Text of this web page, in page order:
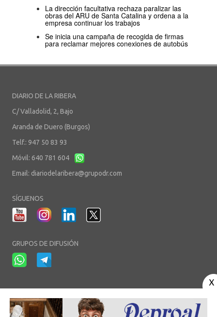
La dirección facultativa rechaza paralizar las
obras del ARU de Santa Catalina y ordena a la
empresa continuar los trabajos
Se inicia una campaña de recogida de firmas
para reclamar mejores conexiones de autobús
DIARIO DE LA RIBERA
C/ Valladolid, 2, Bajo
Aranda de Duero (Burgos)
Telf.: 947 50 83 93
Móvil: 640 781 604
Email: diariodelaribera@grupodr.com
SÍGUENOS
GRUPOS DE DIFUSIÓN